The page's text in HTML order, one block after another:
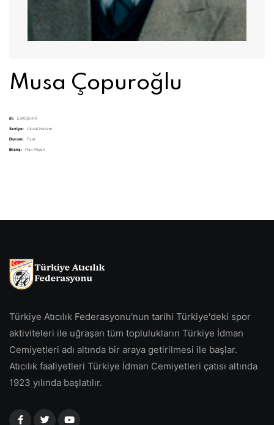
Musa Çopuroğlu
ili: ESKİŞEHİR
Seviye: Ulusal Hakem
Durum: Faal
Branş: Plak Atışları
Türkiye Atıcılık Federasyonu'nun tarihi Türkiye'deki spor
aktiviteleri ile uğraşan tüm toplulukların Türkiye İdman
Cemiyetleri adı altında bir araya getirilmesi ile başlar.
Atıcılık faaliyetleri Türkiye İdman Cemiyetleri çatısı altında
1923 yılında başlatılır.